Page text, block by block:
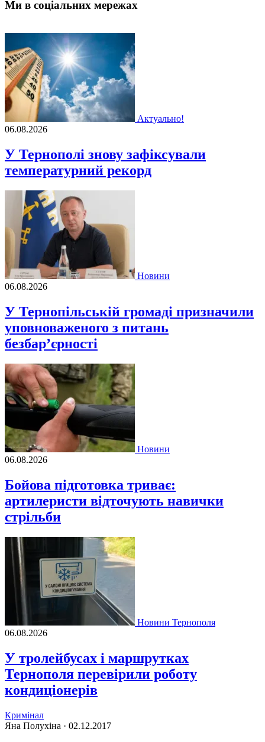
Ми в соціальних мережах
Актуально!
06.08.2026
У Тернополі знову зафіксували
температурний рекорд
Новини
06.08.2026
У Тернопільській громаді призначили
уповноваженого з питань
безбар’єрності
Новини
06.08.2026
Бойова підготовка триває:
артилеристи відточують навички
стрільби
Новини Тернополя
06.08.2026
У тролейбусах і маршрутках
Тернополя перевірили роботу
кондиціонерів
Кримінал
Яна Полухіна · 02.12.2017